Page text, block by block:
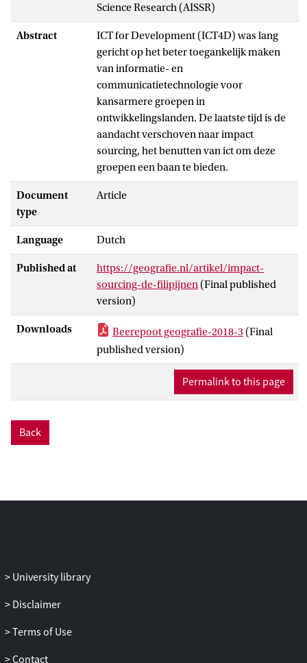
Science Research (AISSR)
Abstract
ICT for Development (ICT4D) was lang
gericht op het beter toegankelijk maken
van informatie- en
communicatietechnologie voor
kansarmere groepen in
ontwikkelingslanden. De laatste tijd is de
aandacht verschoven naar impact
sourcing, het benutten van ict om deze
groepen een baan te bieden.
Document
type
Article
Language Dutch
Published at
https://geografie.nl/artikel/impact-
sourcing-de-filipijnen (Final published
version)
Downloads Beerepoot geografie-2018-3 (Final
published version)
Permalink to this page
Back
University library
Disclaimer
Terms of Use
Contact